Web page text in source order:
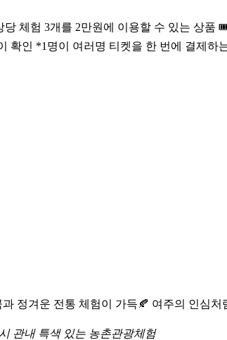
체험 3개를 2만원에 이용할 수 있는 상
인 *1명이 여러명 티켓을 한 번에 결제하
정겨운 전통 체험이 가득🍂 여주의 인심
관내 특색 있는 농촌관광체험